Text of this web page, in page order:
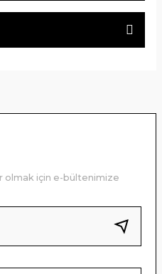
görüntülenemiyor.
pahalı.
olmalı.
olmak için e-bültenimize